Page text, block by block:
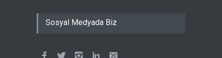
Sosyal Medyada Biz